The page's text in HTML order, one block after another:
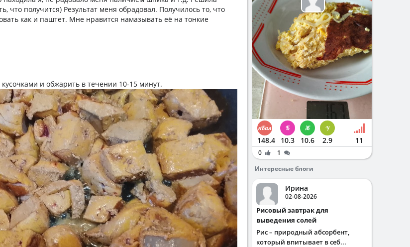
что получится) Результат меня обрадовал. Получилось то, что
как и паштет. Мне нравится намазывать её на тонкие
и обжарить в течении 10-15 минут.
148.4 10.3 10.6 2.9 11
0
1
Интересные блоги
Ирина
02-08-2026
Рисовый завтрак для
выведения солей
Рис – природный абсорбент,
который впитывает в себ...